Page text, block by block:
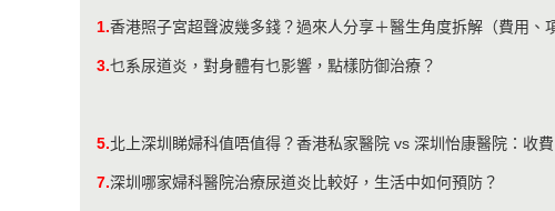
1.香港照子宮超聲波幾多錢？過來人分享＋醫生角度拆解（費用、
3.乜系尿道炎，對身體有乜影響，點樣防御治療？
5.北上深圳睇婦科值唔值得？香港私家醫院 vs 深圳怡康醫院：收
7.深圳哪家婦科醫院治療尿道炎比較好，生活中如何預防？